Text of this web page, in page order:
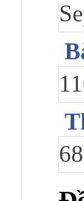
68